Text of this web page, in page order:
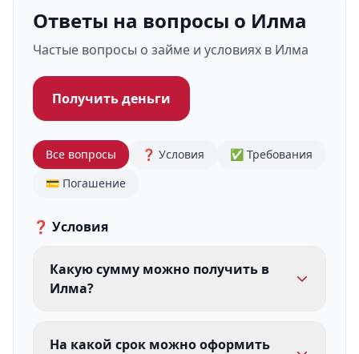
Ответы на вопросы о Илма
Частые вопросы о займе и условиях в Илма
Получить деньги
Все вопросы ❓ Условия
✅ Требования
💳 Погашение
❓ Условия
Какую сумму можно получить в
Илма?
На какой срок можно оформить